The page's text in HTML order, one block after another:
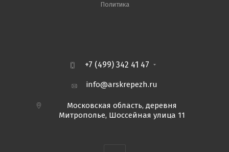
Политика
+7 (499) 342 41 47
info@arskrepezh.ru
Московская область, деревня
Митрополье, Шоссейная улица 11